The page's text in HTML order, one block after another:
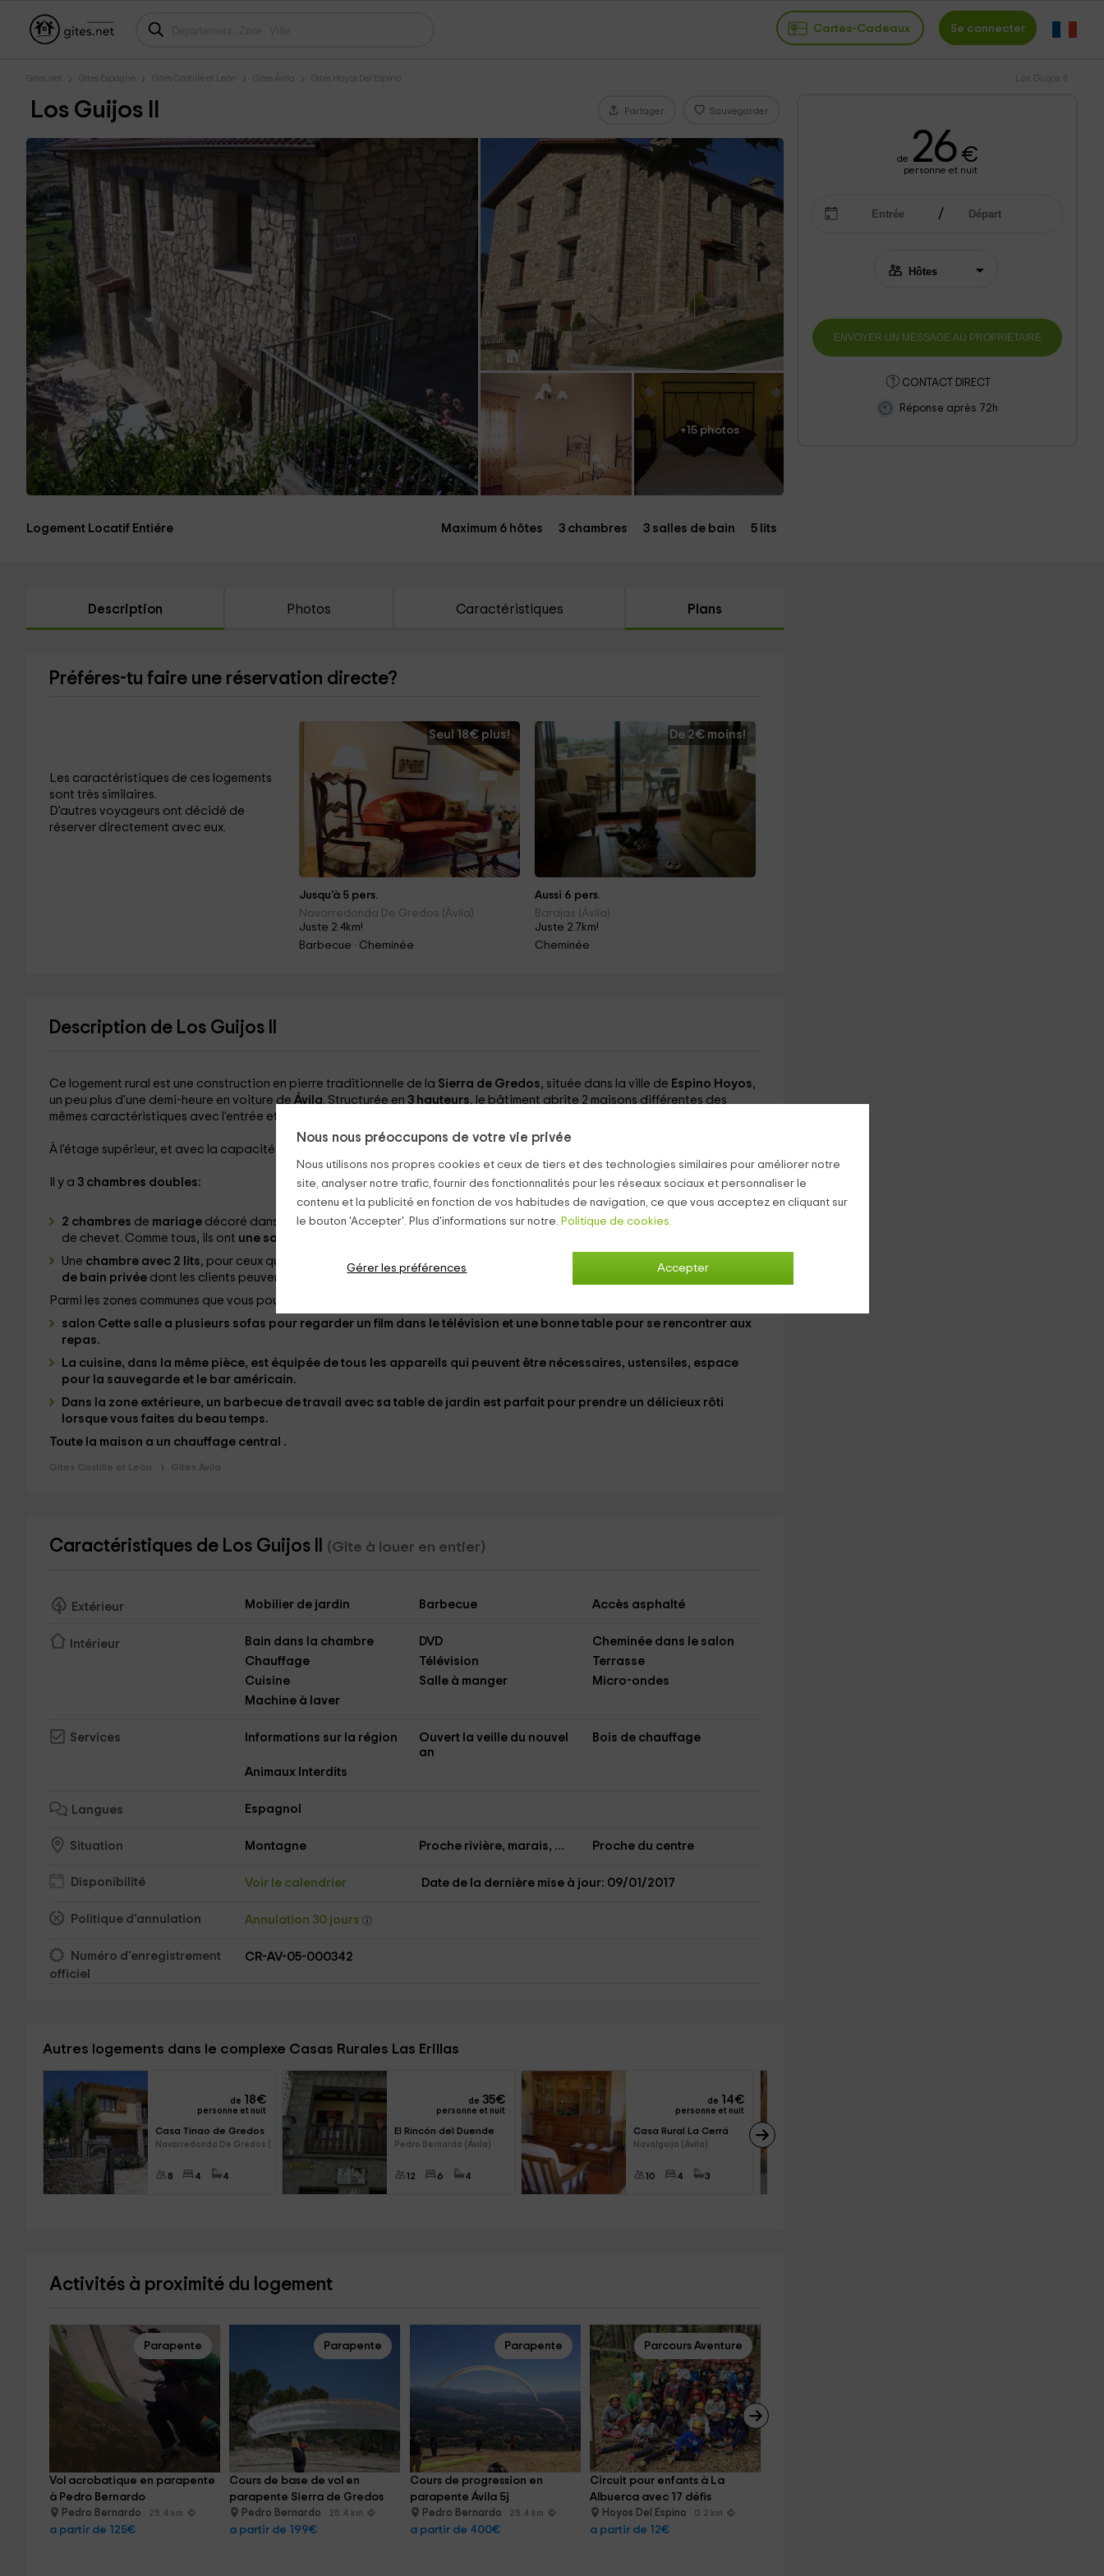
Nous nous préoccupons de votre vie privée
Nous utilisons nos propres cookies et ceux de tiers et des technologies similaires pour améliorer notre
site, analyser notre trafic, fournir des fonctionnalités pour les réseaux sociaux et personnaliser le
contenu et la publicité en fonction de vos habitudes de navigation, ce que vous acceptez en cliquant sur
le bouton 'Accepter'. Plus d'informations sur notre. Politique de cookies.
Accepter
Gérer les préférences
Cartes-Cadeaux Se connecter
Gites.net Gites Espagne Gites Castille et León Gites Ávila Gites Hoyos Del Espino Los Guijos II
Los Guijos II Partager Sauvegarder
+15 photos
de 26€
personne et nuit
CONTACT DIRECT
Réponse après 72h
Logement Locatif Entiére Maximum 6 hôtes 3 chambres 3 salles de bain 5 lits
Description Photos Caractéristiques Plans
Préféres-tu faire une réservation directe?
Les caractéristiques de ces logements
sont très similaires.
D'autres voyageurs ont décidé de
réserver directement avec eux.
Seul 18€ plus!
Jusqu'à 5 pers.
Navarredonda De Gredos (Ávila)
Juste 2.4km!
Barbecue · Cheminée
De 2€ moins!
Aussi 6 pers.
Barajas (Ávila)
Juste 2.7km!
Cheminée
Description de Los Guijos II
Ce logement rural est une construction en pierre traditionnelle de la Sierra de Gredos, située dans la ville de Espino Hoyos,
un peu plus d'une demi-heure en voiture de Ávila. Structurée en 3 hauteurs, le bâtiment abrite 2 maisons différentes des
mêmes caractéristiques avec l'entrée et la zone individuelles.
À l'étage supérieur, et avec la capacité de
Il y a 3 chambres doubles:
2 chambres de mariage décoré dans des tons doux qui aident le reste, à la fois avec des en-têtes de forge et des tables
de chevet. Comme tous, ils ont une salle de bain privée
Une chambre avec 2 lits, pour ceux qui préfèrent dormir séparément, avec une grande fenêtre brillante. Aussi avec
de bain privée dont les clients peuvent en profiter.
Parmi les zones communes que vous pouvez apprécier:
salon Cette salle a plusieurs sofas pour regarder un film dans le télévision et une bonne table pour se rencontrer aux
repas.
La cuisine, dans la même pièce, est équipée de tous les appareils qui peuvent être nécessaires, ustensiles, espace
pour la sauvegarde et le bar américain.
Dans la zone extérieure, un barbecue de travail avec sa table de jardin est parfait pour prendre un délicieux rôti
lorsque vous faites du beau temps.
Toute la maison a un chauffage central .
Gites Castille et León Gites Ávila
Caractéristiques de Los Guijos II (Gîte à louer en entier)
Extérieur Mobilier de jardin Barbecue Accès asphalté
Intérieur Bain dans la chambre DVD
Cheminée dans le salon
Chauffage
Télévision
Terrasse
Cuisine
Salle à manger
Micro-ondes
Machine à laver
Services Informations sur la région
Ouvert la veille du nouvel
an
Bois de chauffage
Animaux Interdits
Langues Espagnol
Situation Montagne Proche rivière, marais, ... Proche du centre
Disponibilité Voir le calendrier Date de la dernière mise à jour: 09/01/2017
Politique d'annulation Annulation 30 jours
Numéro d'enregistrement
officiel
CR-AV-05-000342
Autres logements dans le complexe Casas Rurales Las Erillas
de 18€
personne et nuit
Casa Tinao de Gredos
Navarredonda De Gredos (Ávila
8 4 4
de 35€
personne et nuit
El Rincón del Duende
Pedro Bernardo (Ávila)
12 6 4
de 14€
personne et nuit
Casa Rural La Cerrá
Navalguijo (Ávila)
10 4 3
Activités à proximité du logement
Parapente
Vol acrobatique en parapente
à Pedro Bernardo
Pedro Bernardo 25.4 km
a partir de 125€
Parapente
Cours de base de vol en
parapente Sierra de Gredos
Pedro Bernardo 25.4 km
a partir de 199€
Parapente
Cours de progression en
parapente Ávila 5j
Pedro Bernardo 25.4 km
a partir de 400€
Parcours Aventure
Circuit pour enfants à La
Albuerca avec 17 défis
Hoyos Del Espino 0.2 km
a partir de 12€